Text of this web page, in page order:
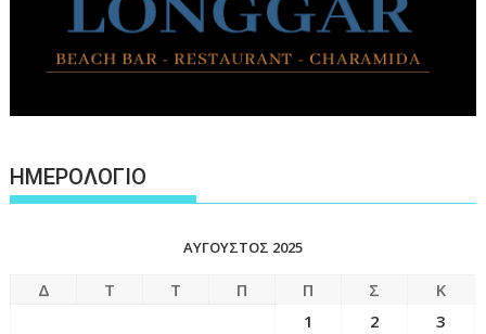
ΗΜΕΡΟΛΟΓΙΟ
ΑΎΓΟΥΣΤΟΣ 2025
Δ Τ Τ Π Π Σ
Κ
1
2
3